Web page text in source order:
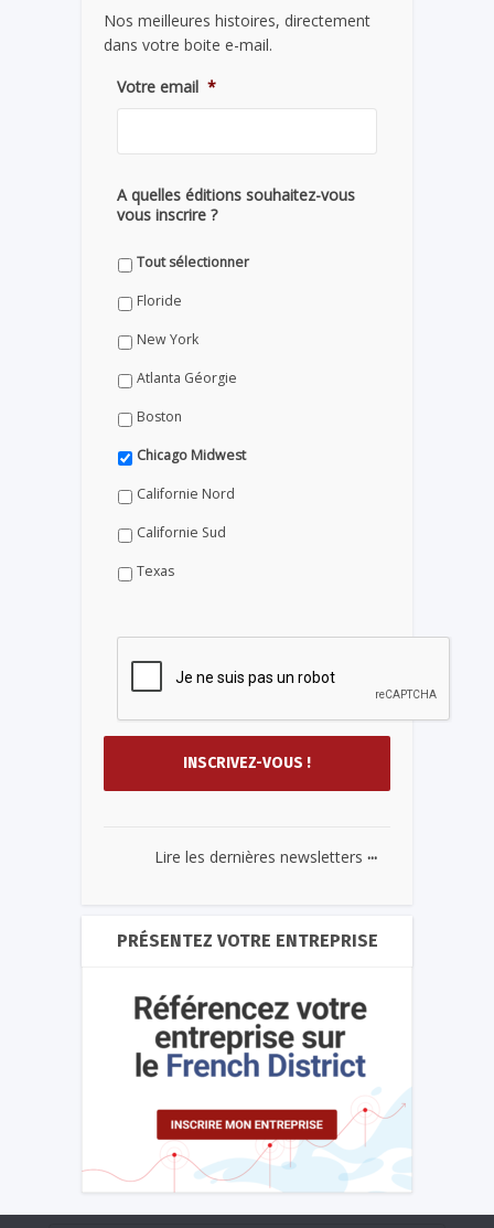
Nos meilleures histoires, directement
dans votre boite e-mail.
Votre email *
A quelles éditions souhaitez-vous
vous inscrire ?
Tout sélectionner
Floride
New York
Atlanta Géorgie
Boston
Chicago Midwest
Californie Nord
Californie Sud
Texas
Lire les dernières newsletters ...
PRÉSENTEZ VOTRE ENTREPRISE